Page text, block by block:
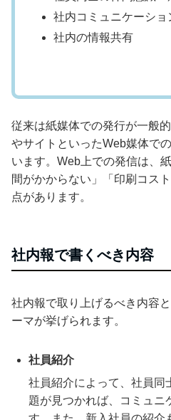
社内コミュニケーショ
社内の情報共有
従来は紙媒体での発行が一般
やサイトといったWeb媒体で
います。Web上での発信は、
間がかからない」「印刷コス
点があります。
社内報で書くべき内容
社内報で取り上げるべき内容
ーマが挙げられます。
社員紹介
社員紹介によって、社員同
題が見つかれば、コミュニ